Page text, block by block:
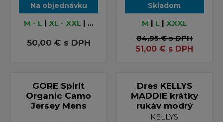
Na objednávku
M - L| XL - XXL| ...
50,00 € s DPH
Skladom
M | L| XXXL
84,95 €s DPH
51,00€ s DPH
GORE Spirit
Organic Camo
Jersey Mens
Dres KELLYS
MADDIE krátky
rukáv modrý
KELLYS